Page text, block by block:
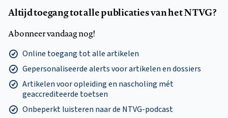
Altijd toegang tot alle publicaties van het NTVG?
Abonneer vandaag nog!
Online toegang tot alle artikelen
Gepersonaliseerde alerts voor artikelen en dossiers
Artikelen voor opleiding en nascholing mét
geaccrediteerde toetsen
Onbeperkt luisteren naar de NTVG-podcast